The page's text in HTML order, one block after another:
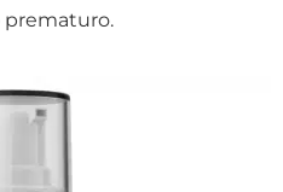
prematuro.